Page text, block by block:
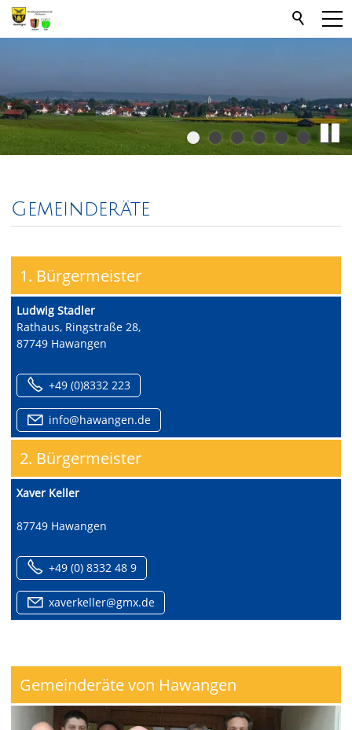
Gemeinderäte
1. Bürgermeister
Ludwig Stadler
Rathaus, Ringstraße 28,
87749 Hawangen
+49 (0)8332 223
nf h w ng n d
2. Bürgermeister
Xaver Keller
87749 Hawangen
+49 (0) 8332 48 9
x v rk ll r gmx d
Gemeinderäte von Hawangen